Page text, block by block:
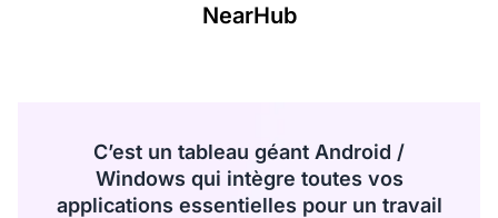
NearHub
C’est un tableau géant Android /
Windows qui intègre toutes vos
applications essentielles pour un travail